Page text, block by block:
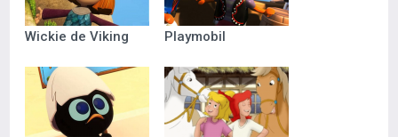
Wickie de Viking Playmobil